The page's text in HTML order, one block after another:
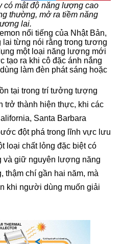
có mật độ năng lượng cao
thường, mở ra tiềm năng
lai.
nổi tiếng của Nhật Bản,
từng nói rằng trong tương
một loại năng lượng mới
tạo ra khi cô đặc ánh nắng
làm đèn phát sáng hoặc
tại trong trí tưởng tượng
trở thành hiện thực, khi các
Santa Barbara
đột phá trong lĩnh vực lưu
loại chất lỏng đặc biệt có
và giữ nguyên lượng năng
thậm chí gần hai năm, mà
khi người dùng muốn giải